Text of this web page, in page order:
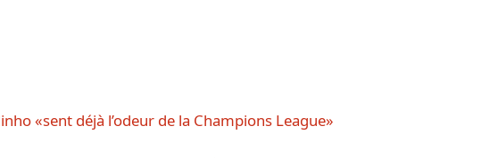
«sent déjà l’odeur de la Champions League»